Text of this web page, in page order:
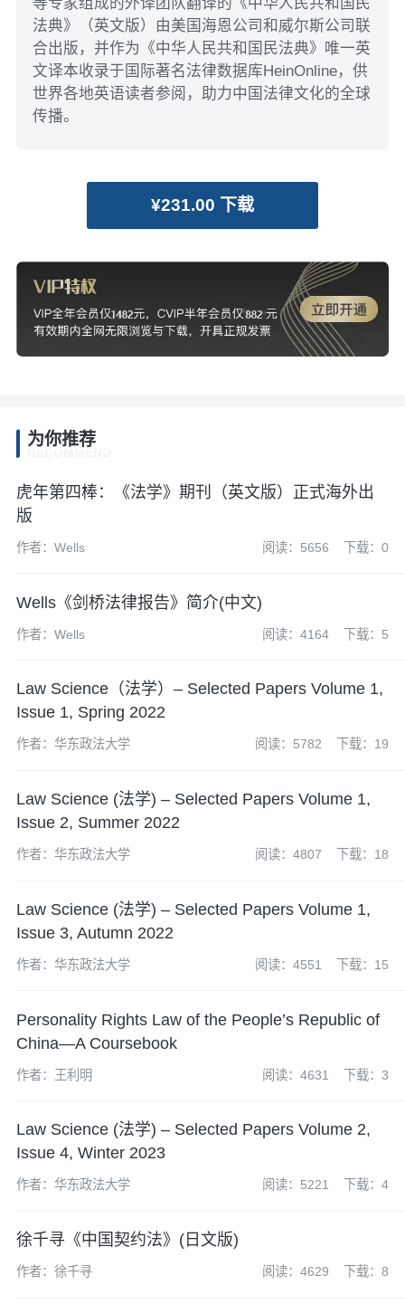
法典》（英文版）由美国海恩公司和威尔斯公司联
合出版，并作为《中华人民共和国民法典》唯一英
文译本收录于国际著名法律数据库HeinOnline，供
世界各地英语读者参阅，助力中国法律文化的全球
传播。
¥231.00 下载
为你推荐
虎年第四棒：《法学》期刊（英文版）正式海外出
版
作者：Wells 阅读：5656 下载：0
Wells《剑桥法律报告》简介(中文)
作者：Wells 阅读：4164 下载：5
Law Science（法学）– Selected Papers Volume 1,
Issue 1, Spring 2022
作者：华东政法大学 阅读：5782 下载：19
Law Science (法学) – Selected Papers Volume 1,
Issue 2, Summer 2022
作者：华东政法大学 阅读：4807 下载：18
Law Science (法学) – Selected Papers Volume 1,
Issue 3, Autumn 2022
作者：华东政法大学 阅读：4551 下载：15
Personality Rights Law of the People’s Republic of
China—A Coursebook
作者：王利明 阅读：4631 下载：3
Law Science (法学) – Selected Papers Volume 2,
Issue 4, Winter 2023
作者：华东政法大学 阅读：5221 下载：4
徐千寻《中国契约法》(日文版)
作者：徐千寻 阅读：4629 下载：8